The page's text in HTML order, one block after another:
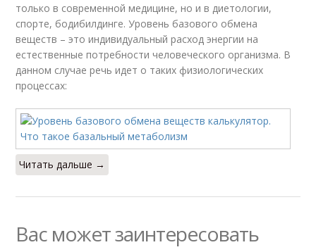
только в современной медицине, но и в диетологии,
спорте, бодибилдинге. Уровень базового обмена
веществ – это индивидуальный расход энергии на
естественные потребности человеческого организма. В
данном случае речь идет о таких физиологических
процессах:
Читать дальше →
Вас может заинтересовать